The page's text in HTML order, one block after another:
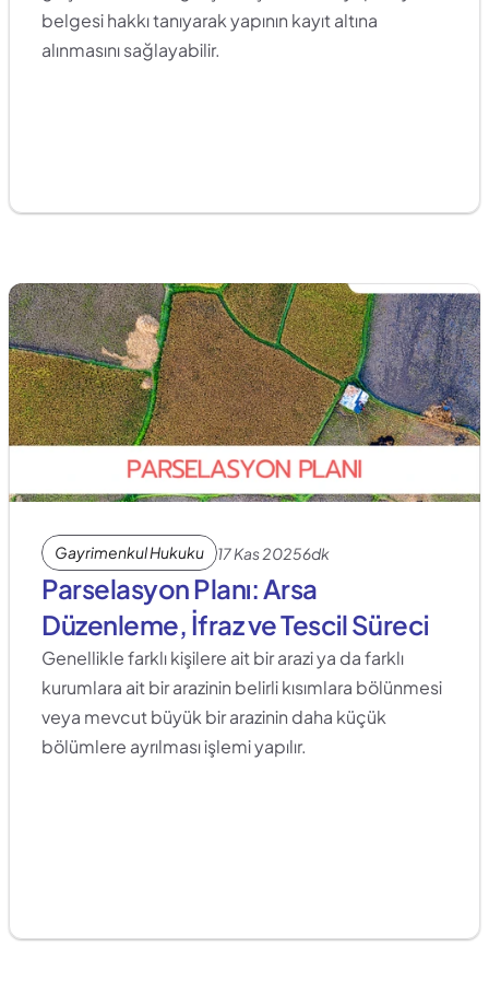
belgesi hakkı tanıyarak yapının kayıt altına
alınmasını sağlayabilir.
Gayrimenkul Hukuku 17 Kas 20256dk
Parselasyon Planı: Arsa
Düzenleme, İfraz ve Tescil Süreci
Genellikle farklı kişilere ait bir arazi ya da farklı
kurumlara ait bir arazinin belirli kısımlara bölünmesi
veya mevcut büyük bir arazinin daha küçük
bölümlere ayrılması işlemi yapılır.